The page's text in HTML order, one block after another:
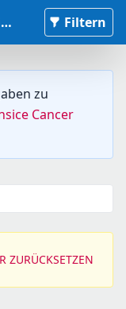
Comprehensive Cancer Center Mainfranken Studiendatenbank Filtern
zu
Cancer
ZURÜCKSETZEN